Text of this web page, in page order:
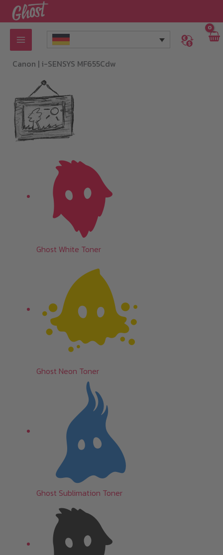
Zum
Inhalt
springen
Canon | i-SENSYS MF655Cdw
Ghost White Toner
Ghost Neon Toner
Ghost Sublimation Toner